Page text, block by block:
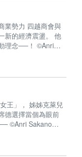
業勢力 四越商會與
新的經濟震盪。 他
理念──！ ©Anri
★「成為小說家
王」， 姊姊克萊兒
德選擇當個為眼前
©Anri Sakano
小說家吧」人氣
集!! ★首刷限定！